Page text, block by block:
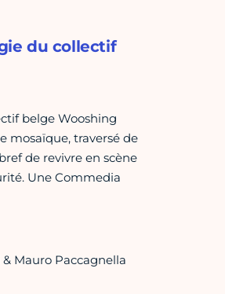
du collectif
belge Wooshing
mosaïque, traversé de
de revivre en scène
Une Commedia
Mauro Paccagnella